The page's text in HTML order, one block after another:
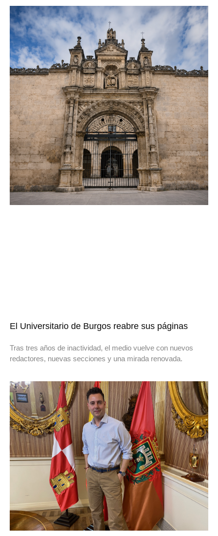
El Universitario de Burgos reabre sus páginas
Tras tres años de inactividad, el medio vuelve con nuevos
redactores, nuevas secciones y una mirada renovada.